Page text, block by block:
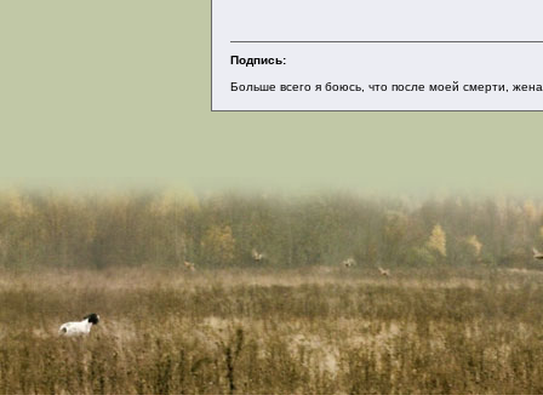
Подпись:
Больше всего я боюсь, что после моей смерти,